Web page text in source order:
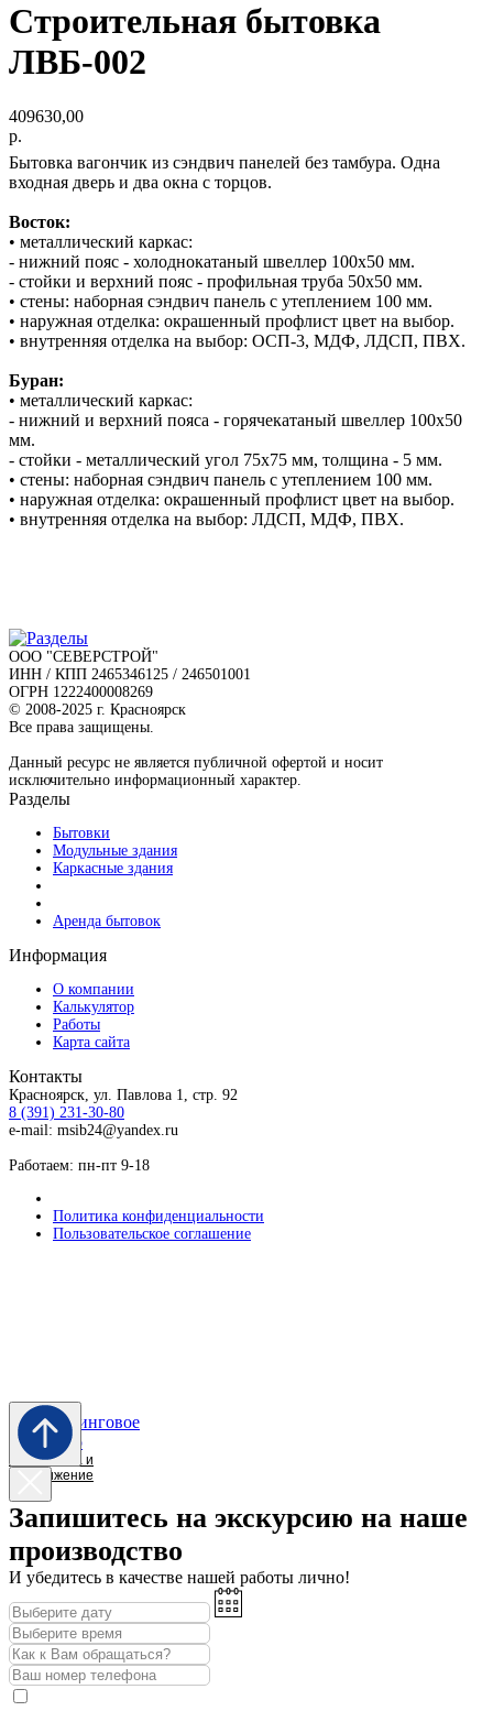
Строительная бытовка
ЛВБ-002
409630,00
р.
Бытовка вагончик из сэндвич панелей без тамбура. Одна
входная дверь и два окна с торцов.
Восток:
• металлический каркас:
- нижний пояс - холоднокатаный швеллер 100х50 мм.
- стойки и верхний пояс - профильная труба 50х50 мм.
• стены: наборная сэндвич панель с утеплением 100 мм.
• наружная отделка: окрашенный профлист цвет на выбор.
• внутренняя отделка на выбор: ОСП-3, МДФ, ЛДСП, ПВХ.
Буран:
• металлический каркас:
- нижний и верхний пояса - горячекатаный швеллер 100х50
мм.
- стойки - металлический угол 75х75 мм, толщина - 5 мм.
• стены: наборная сэндвич панель с утеплением 100 мм.
• наружная отделка: окрашенный профлист цвет на выбор.
• внутренняя отделка на выбор: ЛДСП, МДФ, ПВХ.
ООО "СЕВЕРСТРОЙ"
ИНН / КПП 2465346125 / 246501001
ОГРН 1222400008269
© 2008-2025 г. Красноярск
Все права защищены.
Данный ресурс не является публичной офертой и носит
исключительно информационный характер.
Разделы
Бытовки
Модульные здания
Каркасные здания
Аренда бытовок
Информация
О компании
Калькулятор
Работы
Карта сайта
Контакты
Красноярск, ул. Павлова 1, стр. 92
8 (391) 231-30-80
e-mail: msib24@yandex.ru
Работаем: пн-пт 9-18
Политика конфиденциальности
Пользовательское соглашение
Разработка и
продвижение
Запишитесь на экскурсию на наше
производство
И убедитесь в качестве нашей работы лично!